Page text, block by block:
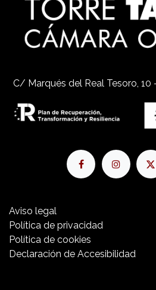
Aviso​ legal
Política de privacidad
Política de cookies
Declaración de Accesibilidad
C/ Marqués del Real Tesoro, 10